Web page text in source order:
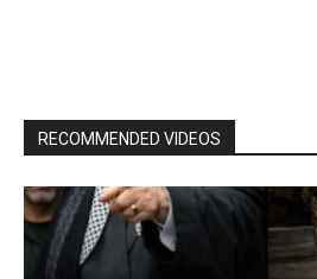
RECOMMENDED VIDEOS